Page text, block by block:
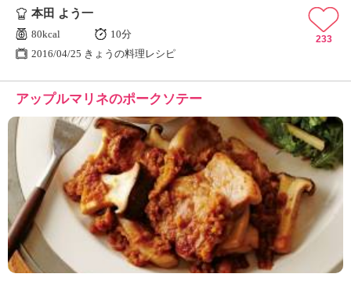
本田 よう一
80kcal
10分
2016/04/25 きょうの料理レシピ
233
アップルマリネのポークソテー